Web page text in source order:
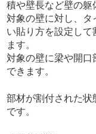
積や壁長など壁の躯
対象の壁に対し、
い貼り方を設定し
ます。
対象の壁に梁や開
できます。
部材が割付された
です。